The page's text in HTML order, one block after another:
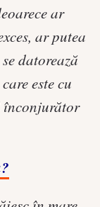
ar
ar putea
datorează
este cu
înconjurător